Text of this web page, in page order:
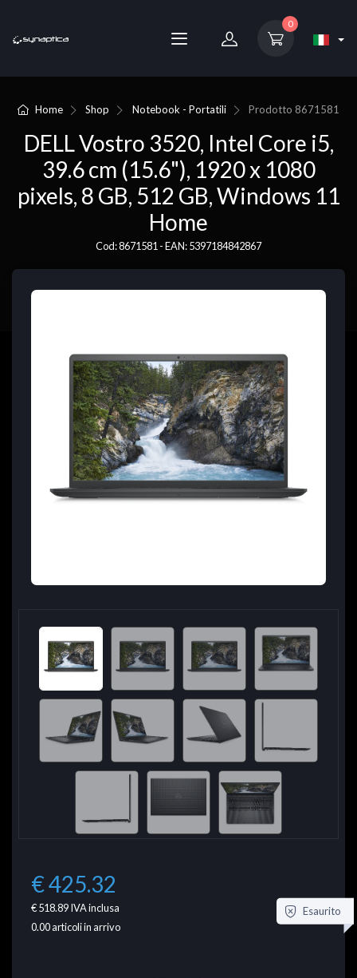
0
Home Shop Notebook - Portatili Prodotto 8671581
DELL Vostro 3520, Intel Core i5,
39.6 cm (15.6"), 1920 x 1080
pixels, 8 GB, 512 GB, Windows 11
Home
Cod: 8671581 - EAN: 5397184842867
€ 425.32
€ 518.89IVA inclusa
0.00articoli in arrivo
Esaurito